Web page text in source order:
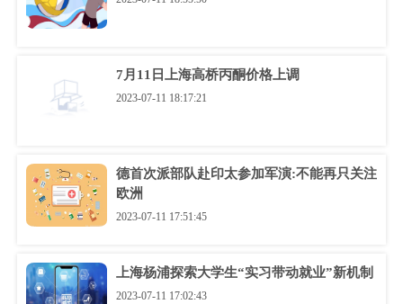
7月11日上海高桥丙酮价格上调
2023-07-11 18:17:21
德首次派部队赴印太参加军演:不能再只关注
欧洲
2023-07-11 17:51:45
上海杨浦探索大学生“实习带动就业”新机制
2023-07-11 17:02:43